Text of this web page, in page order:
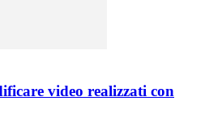
video realizzati con